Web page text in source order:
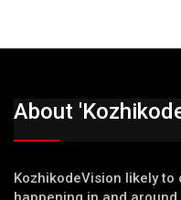
About
KozhikodeVision likely